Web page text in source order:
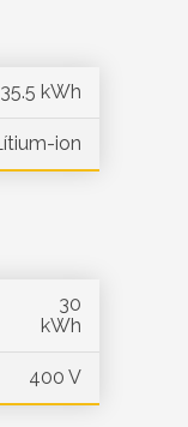
35.5 kWh
ion
30
kWh
400 V